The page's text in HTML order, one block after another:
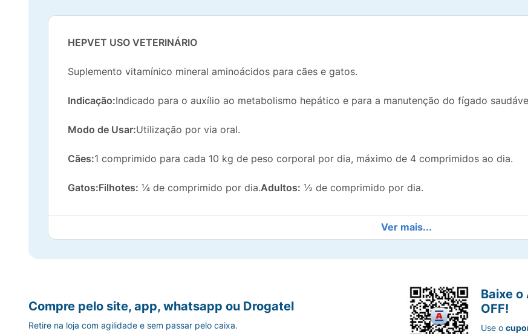
HEPVET USO VETERINÁRIO
Suplemento vitamínico mineral aminoácidos para cães e gatos.
Indicação:Indicado para o auxílio ao metabolismo hepático e para a manutenção do fígado
Modo de Usar:Utilização por via oral.
Cães:1 comprimido para cada 10 kg de peso corporal por dia, máximo de 4 comprimidos ao dia.
Gatos:Filhotes: ¼ de comprimido por dia.Adultos: ½ de comprimido por dia.
Ver mais...
Compre pelo site, app, whatsapp ou Drogatel
Retire na loja com agilidade e sem passar pelo caixa.
Baixe o
OFF!
Use o